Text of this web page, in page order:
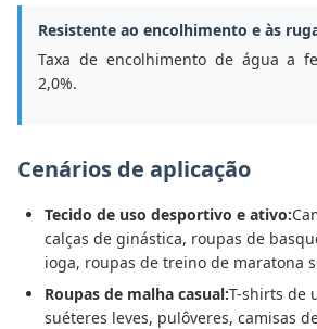
Resistente ao encolhimento e às
Taxa de encolhimento de água a
2,0%.
Cenários de aplicação
Tecido de uso desportivo e ativo:
calças de ginástica, roupas de
ioga, roupas de treino de maratona
Roupas de malha casual:T-shirts de
suéteres leves, pulôveres, camisas